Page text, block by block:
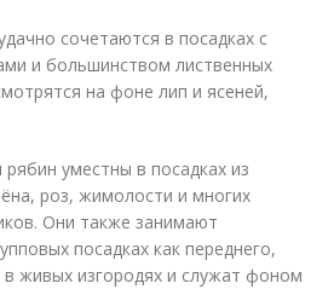
сочетаются в посадках с
и большинством лиственных
на фоне лип и ясеней,
уместны в посадках из
роз, жимолости и многих
Они также занимают
посадках как переднего,
в живых изгородях и служат фоном